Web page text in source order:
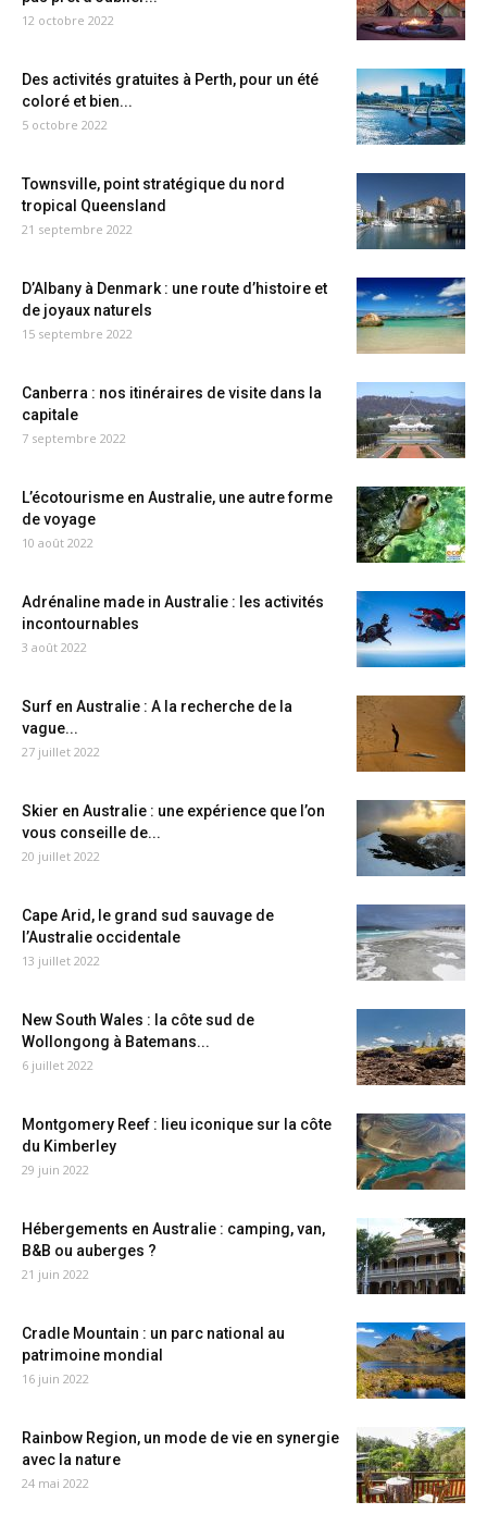
12 octobre 2022
Des activités gratuites à Perth, pour un été
coloré et bien...
5 octobre 2022
Townsville, point stratégique du nord
tropical Queensland
21 septembre 2022
D’Albany à Denmark : une route d’histoire et
de joyaux naturels
15 septembre 2022
Canberra : nos itinéraires de visite dans la
capitale
7 septembre 2022
L’écotourisme en Australie, une autre forme
de voyage
10 août 2022
Adrénaline made in Australie : les activités
incontournables
3 août 2022
Surf en Australie : A la recherche de la
vague...
27 juillet 2022
Skier en Australie : une expérience que l’on
vous conseille de...
20 juillet 2022
Cape Arid, le grand sud sauvage de
l’Australie occidentale
13 juillet 2022
New South Wales : la côte sud de
Wollongong à Batemans...
6 juillet 2022
Montgomery Reef : lieu iconique sur la côte
du Kimberley
29 juin 2022
Hébergements en Australie : camping, van,
B&B ou auberges ?
21 juin 2022
Cradle Mountain : un parc national au
patrimoine mondial
16 juin 2022
Rainbow Region, un mode de vie en synergie
avec la nature
24 mai 2022